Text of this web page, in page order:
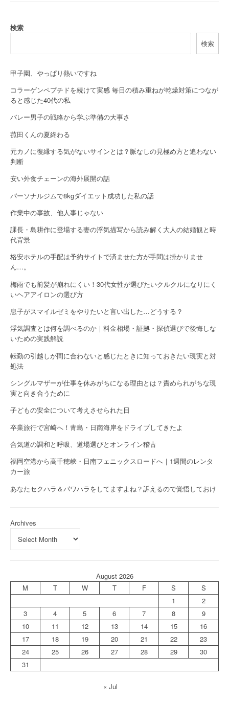
n
i
g
a
t
i
o
n
検索
検索
甲子園、やっぱり熱いですね
コラーゲンペプチドを続けて実感 毎日の積み重ねが乾燥対策につなが
ると感じた40代の私
バレー男子の戦略から学ぶ準備の大事さ
菰田くんの夏終わる
元カノに復縁する気がないサインとは？脈なしの見極め方と追わない
判断
安い外食チェーンの海外展開の話
パーソナルジムで8kgダイエット成功した私の話
作業中の事故、他人事じゃない
課長・島耕作に登場する妻の浮気描写から読み解く大人の結婚観と時
代背景
格安ホテルの手配は予約サイトで済ませた方が手間は掛かりませ
ん…。
梅雨でも前髪が崩れにくい！30代女性が選びたいクルクルになりにく
いヘアアイロンの選び方
息子がスマイルゼミをやりたいと言い出した…どうする？
浮気調査とは何を調べるのか｜料金相場・証拠・探偵選びで後悔しな
いための実践解説
転勤の引越しが間に合わないと感じたときに知っておきたい現実と対
処法
シングルマザーが仕事を休みがちになる理由とは？責められがちな現
実と向き合うために
子どもの安全について考えさせられた日
卒業旅行で宮崎へ！青島・日南海岸をドライブしてきたよ
合気道の調和と呼吸、道場選びとオンライン稽古
福岡空港から高千穂峡・日南フェニックスロードへ｜1週間のレンタ
カー旅
あなたセクハラ＆パワハラをしてますよね？訴えるので覚悟しておけ
Archives
August 2026
M
T W T F S
S
1
2
3
4 5 6 7 8
9
10
11 12 13 14 15
16
17
18 19 20 21 22
23
24
25 26 27 28 29
30
31
« Jul